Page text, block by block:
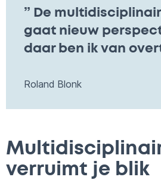
” De
gaat nieuw
daar ben ik van
Roland Blonk
verruimt je blik